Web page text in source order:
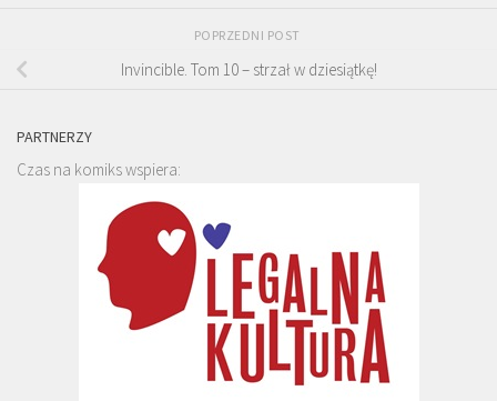
POPRZEDNI POST
Invincible. Tom 10 – strzał w dziesiątkę!
PARTNERZY
Czas na komiks wspiera: